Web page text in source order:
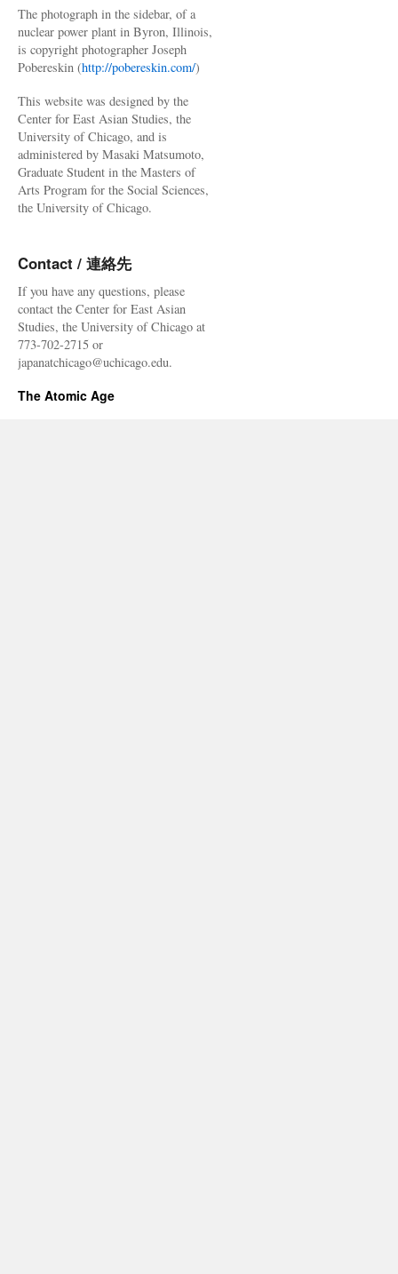
The photograph in the sidebar, of a
nuclear power plant in Byron, Illinois,
is copyright photographer Joseph
Pobereskin (http://pobereskin.com/)
This website was designed by the
Center for East Asian Studies, the
University of Chicago, and is
administered by Masaki Matsumoto,
Graduate Student in the Masters of
Arts Program for the Social Sciences,
the University of Chicago.
Contact / 連絡先
If you have any questions, please
contact the Center for East Asian
Studies, the University of Chicago at
773-702-2715 or
japanatchicago@uchicago.edu.
The Atomic Age